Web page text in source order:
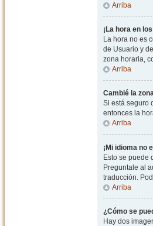
Arriba
¡La hora en
La hora no es
de Usuario y
zona horaria,
Arriba
Cambié la
Si está seguro
entonces la
Arriba
¡Mi idioma no
Esto se puede
Preguntale al
traducción.
Arriba
¿Cómo se
Hay dos